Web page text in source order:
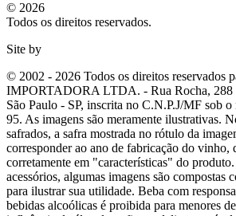
© 2026
Todos os direitos reservados.
Site by
© 2002 - 2026 Todos os direitos reservados
IMPORTADORA LTDA. - Rua Rocha, 288
São Paulo - SP, inscrita no C.N.P.J/MF sob
95. As imagens são meramente ilustrativas.
safrados, a safra mostrada no rótulo da
corresponder ao ano de fabricação do vinho,
corretamente em "características" do
acessórios, algumas imagens são compostas
para ilustrar sua utilidade. Beba com
bebidas alcoólicas é proibida para menores